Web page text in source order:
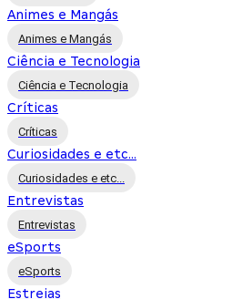
Animes e Mangás
Animes e Mangás
Ciência e Tecnologia
Ciência e Tecnologia
Críticas
Críticas
Curiosidades e etc...
Curiosidades e etc...
Entrevistas
Entrevistas
eSports
eSports
Estreias